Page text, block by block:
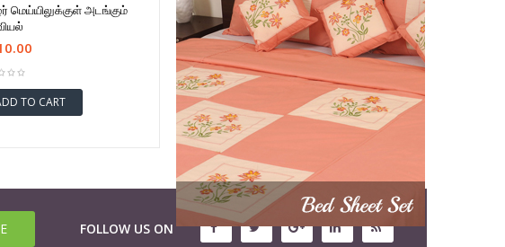
மெய்யிலுக்குள் அடங்கும்
TO CART
FOLLOW US ON